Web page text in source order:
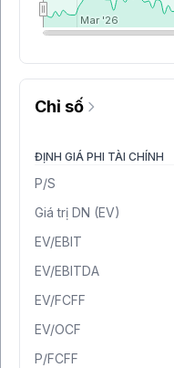
Mar '26
Mar '26
Chỉ số
ĐỊNH GIÁ PHI TÀI CHÍNH
P/S
Giá trị DN (EV)
EV/EBIT
EV/EBITDA
EV/FCFF
EV/OCF
P/FCFF